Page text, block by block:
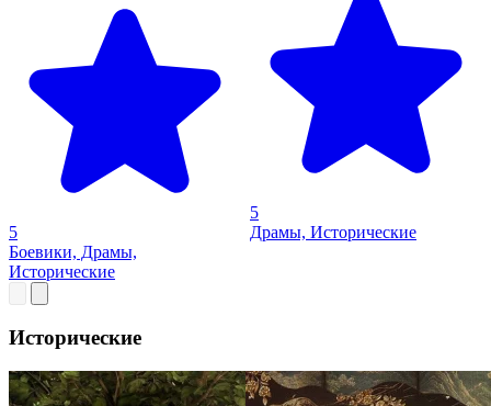
5
Боевики, Драмы,
Исторические
5
Драмы, Исторические
Исторические